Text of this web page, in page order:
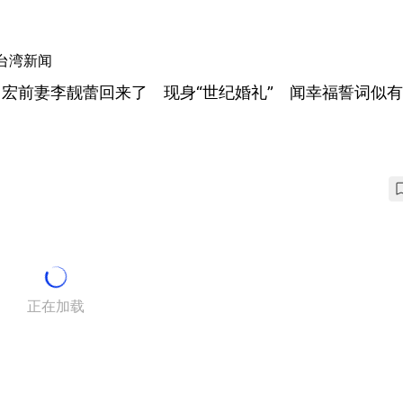
湾新闻
前妻李靓蕾回来了 现身“世纪婚礼” 闻幸福誓词似
正在加载